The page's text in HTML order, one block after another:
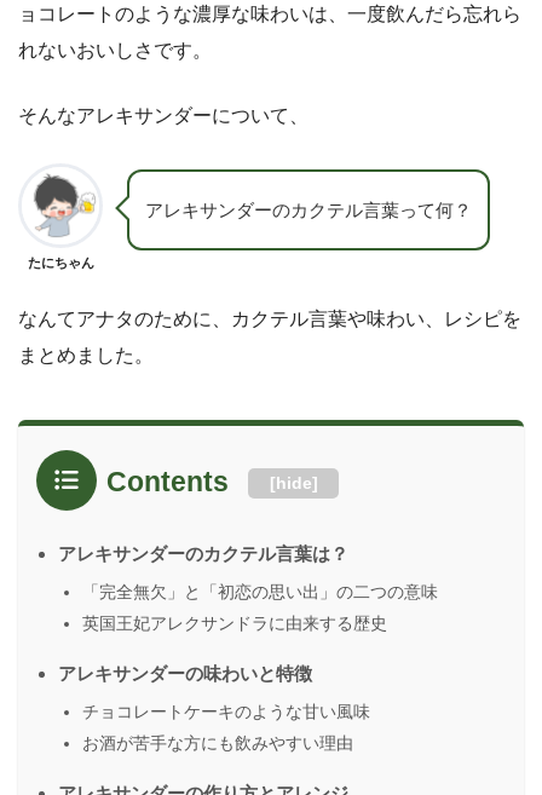
ョコレートのような濃厚な味わいは、一度飲んだら忘れら
れないおいしさです。
そんなアレキサンダーについて、
たにちゃん
アレキサンダーのカクテル言葉って何？
なんてアナタのために、カクテル言葉や味わい、レシピを
まとめました。
Contents [hide]
アレキサンダーのカクテル言葉は？
「完全無欠」と「初恋の思い出」の二つの意味
英国王妃アレクサンドラに由来する歴史
アレキサンダーの味わいと特徴
チョコレートケーキのような甘い風味
お酒が苦手な方にも飲みやすい理由